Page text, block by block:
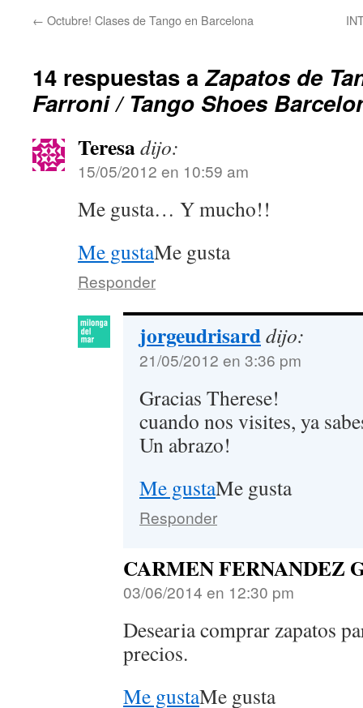
← Octubre! Clases de Tango en Barcelona
14 respuestas aZapatos de
Farroni / Tango Shoes
Teresadijo:
15/05/2012 en 10:59 am
Me gusta… Y mucho!!
Me gustaMe gusta
Responder
jorgeudrisarddijo:
21/05/2012 en 3:36 pm
Gracias Therese!
cuando nos visites, ya
Un abrazo!
Me gustaMe gusta
Responder
CARMEN FERNANDEZ
03/06/2014 en 12:30 pm
Desearia comprar zapatos
precios.
Me gustaMe gusta